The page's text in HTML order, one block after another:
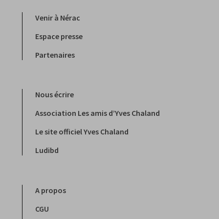
Venir à Nérac
Espace presse
Partenaires
Nous écrire
Association Les amis d’Yves Chaland
Le site officiel Yves Chaland
Ludibd
A propos
CGU